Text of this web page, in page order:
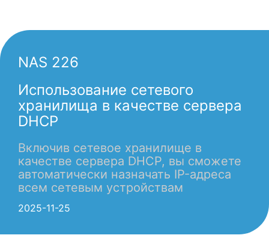
NAS 226
Использование сетевого
хранилища в качестве сервера
DHCP
Включив сетевое хранилище в
качестве сервера DHCP, вы сможете
автоматически назначать IP-адреса
всем сетевым устройствам
2025-11-25